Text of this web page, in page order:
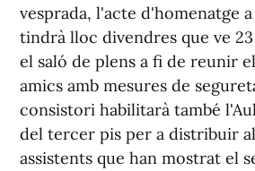
vesprada, l'acte d'homenatge
tindrà lloc divendres que ve 23
el saló de plens a fi de reunir
amics amb mesures de
consistori habilitarà també
del tercer pis per a distribuir
assistents que han mostrat el